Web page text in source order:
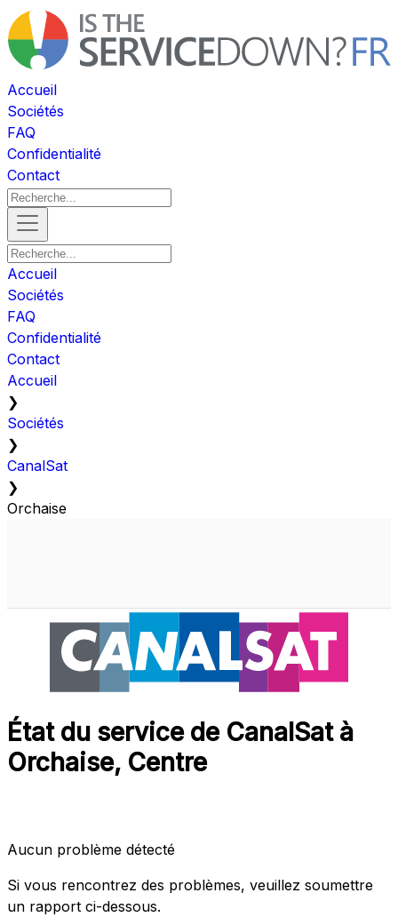
Accueil
Sociétés
FAQ
Confidentialité
Contact
Accueil
Sociétés
FAQ
Confidentialité
Contact
Accueil
❯
Sociétés
❯
CanalSat
❯
Orchaise
État du service de CanalSat à
Orchaise, Centre
Aucun problème détecté
Si vous rencontrez des problèmes, veuillez soumettre
un rapport ci-dessous.